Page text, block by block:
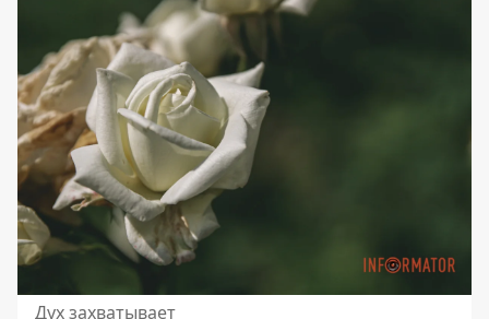
Дух захватывает